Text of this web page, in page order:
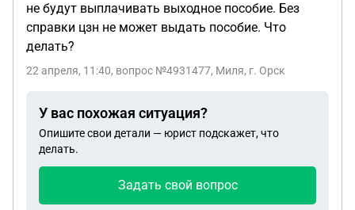
не будут выплачивать выходное пособие. Без
справки цзн не может выдать пособие. Что
делать?
22 апреля, 11:40, вопрос №4931477, Миля, г. Орск
У вас похожая ситуация?
Опишите свои детали — юрист подскажет, что
делать.
Задать свой вопрос